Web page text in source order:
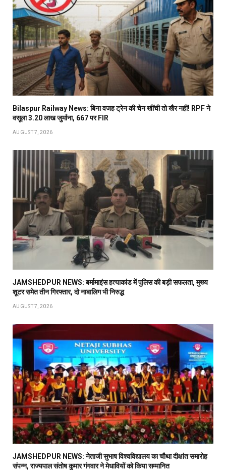
Bilaspur Railway News: बिना वजह ट्रेन की चेन खींची तो खैर नहीं! RPF ने
वसूला 3.20 लाख जुर्माना, 667 पर FIR
AUGUST 7, 2026
JAMSHEDPUR NEWS: बर्मामाइंस हत्याकांड में पुलिस की बड़ी सफलता, मुख्य
शूटर समेत तीन गिरफ्तार, दो नाबालिग भी निरुद्ध
AUGUST 7, 2026
JAMSHEDPUR NEWS: नेताजी सुभाष विश्वविद्यालय का चौथा दीक्षांत समारोह
संपन्न, राज्यपाल संतोष कुमार गंगवार ने मेधावियों को किया सम्मानित